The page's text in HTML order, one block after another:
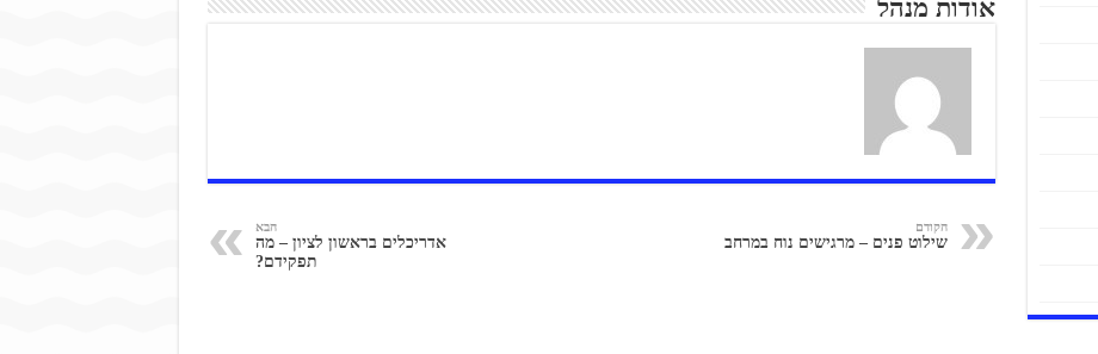
אודות מנהל
הקודם
שילוט פנים – מרגישים נוח במרחב
הבא
אדריכלים בראשון לציון – מה
תפקידם?